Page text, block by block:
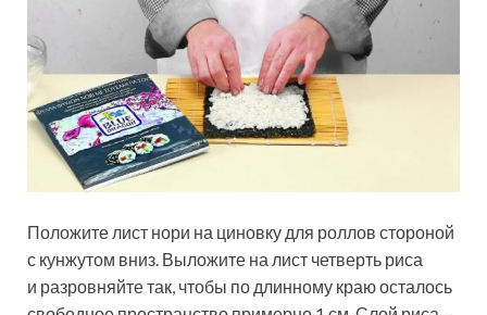
Положите лист нори на циновку для роллов стороной
с кунжутом вниз. Выложите на лист четверть риса
и разровняйте так, чтобы по длинному краю осталось